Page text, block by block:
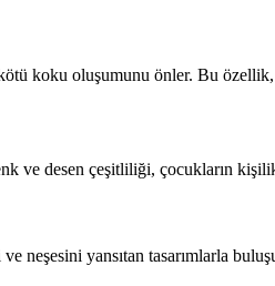
koku oluşumunu önler. Bu
desen çeşitliliği, çocukların
neşesini yansıtan tasarımlarla